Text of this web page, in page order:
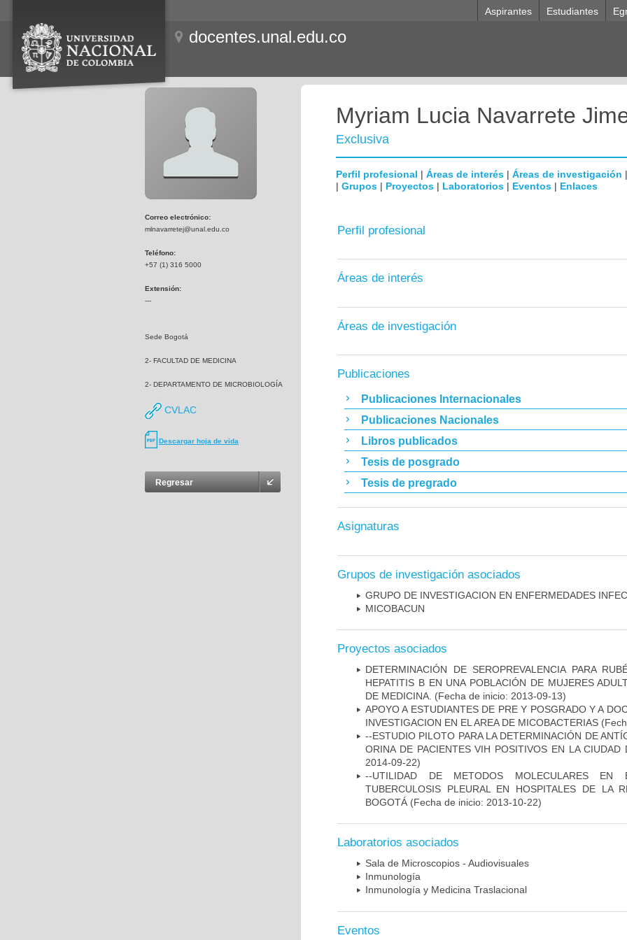
Aspirantes Estudiantes
docentes.unal.edu.co
Correo electrónico:
mlnavarretej@unal.edu.co
Teléfono:
+57 (1) 316 5000
Extensión:
---
Sede Bogotá
2- FACULTAD DE MEDICINA
2- DEPARTAMENTO DE MICROBIOLOGÍA
CVLAC
Descargar hoja de vida
Regresar
Myriam Lucia Navarrete
Exclusiva
Perfil profesional | Áreas de interés | Áreas de investigación |
| Grupos | Proyectos | Laboratorios | Eventos | Enlaces
Perfil profesional
Áreas de interés
Áreas de investigación
Publicaciones
Publicaciones Internacionales
Publicaciones Nacionales
Libros publicados
Tesis de posgrado
Tesis de pregrado
Asignaturas
Grupos de investigación asociados
GRUPO DE INVESTIGACION EN ENFERMEDADES
MICOBAC­UN
Proyectos asociados
DETERMINACIÓN DE SEROPREVALENCIA PARA
HEPATITIS B EN UNA POBLACIÓN DE MUJERES
DE MEDICINA. (Fecha de inicio: 2013-09-13)
APOYO A ESTUDIANTES DE PRE Y POSGRADO Y A
INVESTIGACION EN EL AREA DE MICOBACTERIAS
--ESTUDIO PILOTO PARA LA DETERMINACIÓN DE
ORINA DE PACIENTES VIH POSITIVOS EN LA CIUDAD
2014-09-22)
--UTILIDAD DE METODOS MOLECULARES
TUBERCULOSIS PLEURAL EN HOSPITALES DE LA
BOGOTÁ (Fecha de inicio: 2013-10-22)
Laboratorios asociados
Sala de Microscopios - Audiovisuales
Inmunología
Inmunología y Medicina Traslacional
Eventos